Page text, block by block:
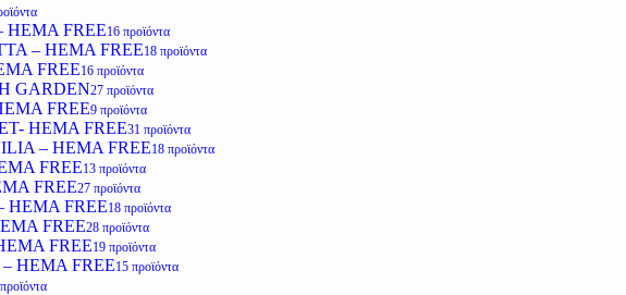
HEMA FREE16 προϊόντα
– HEMA FREE18 προϊόντα
FREE16 προϊόντα
GARDEN27 προϊόντα
FREE9 προϊόντα
HEMA FREE31 προϊόντα
– HEMA FREE18 προϊόντα
FREE13 προϊόντα
FREE27 προϊόντα
HEMA FREE18 προϊόντα
FREE28 προϊόντα
FREE19 προϊόντα
HEMA FREE15 προϊόντα